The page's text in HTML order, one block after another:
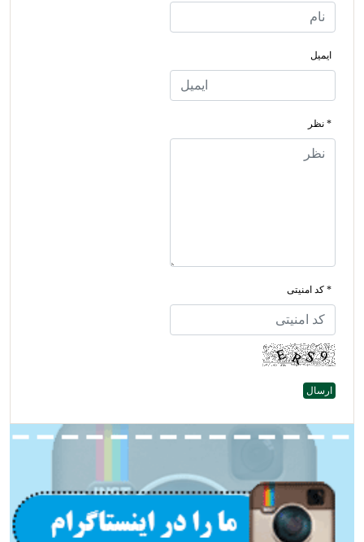
ایمیل
* نظر
* کد امنیتی